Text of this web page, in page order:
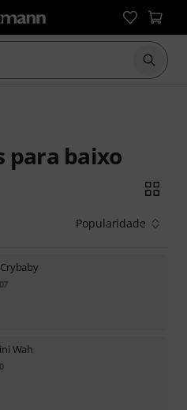
Iniciar
para baixo
Popularidade
Wah